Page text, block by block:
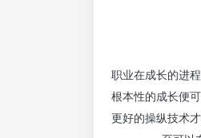
职业在成长的进
根本性的成长便
更好的操纵技术